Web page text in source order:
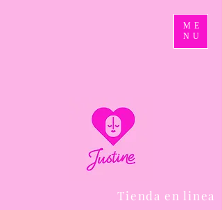
ME
NU
Tienda en linea